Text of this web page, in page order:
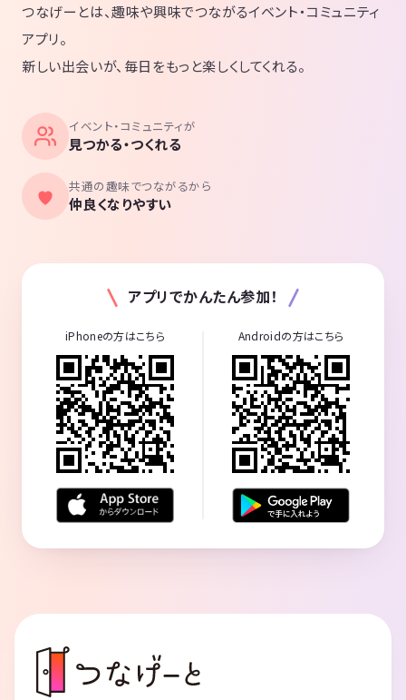
つなげーとは、趣味や興味でつながるイベント・コミュニティ
アプリ。
新しい出会いが、毎日をもっと楽しくしてくれる。
イベント・コミュニティが
見つかる・つくれる
共通の趣味でつながるから
仲良くなりやすい
アプリでかんたん参加！
iPhoneの方はこちら Androidの方はこちら